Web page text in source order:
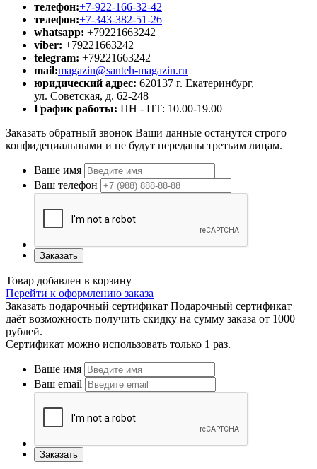
телефон:+7-922-166-32-42
телефон:+7-343-382-51-26
whatsapp: +79221663242
viber: +79221663242
telegram: +79221663242
mail:magazin@santeh-magazin.ru
юридический адрес: 620137 г. Екатеринбург,
ул. Советская, д. 62-248
График работы: ПН - ПТ: 10.00-19.00
Заказать обратный звонок Ваши данные останутся строго
конфидециальными и не будут переданы третьим лицам.
Ваше имя
Ваш телефон
Заказать
Товар добавлен в корзину
Перейти к оформлению заказа
Заказать подарочный сертификат Подарочный сертификат
даёт возможность получить скидку на сумму заказа от 1000
рублей.
Сертификат можно использовать только 1 раз.
Ваше имя
Ваш email
Заказать